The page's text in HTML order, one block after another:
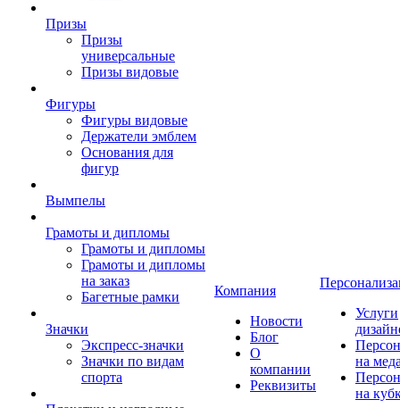
Призы
Призы
универсальные
Призы видовые
Фигуры
Фигуры видовые
Держатели эмблем
Основания для
фигур
Вымпелы
Грамоты и дипломы
Грамоты и дипломы
Грамоты и дипломы
на заказ
Багетные рамки
Значки
Экспресс-значки
Значки по видам
спорта
Компания
Новости
Блог
О
компании
Реквизиты
Услуги
на
на